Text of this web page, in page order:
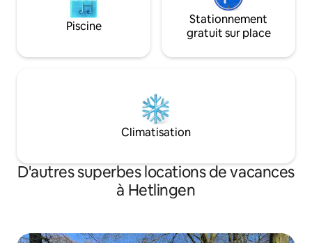
Piscine
Stationnement
gratuit sur place
Climatisation
D'autres superbes locations de vacances
à Hetlingen